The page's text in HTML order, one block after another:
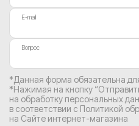
E-mail
Вопрос
*Данная форма обязательна
*Нажимая на кнопку
на обработку персональных
в соответствии с Политикой
на Сайте интернет-магазина